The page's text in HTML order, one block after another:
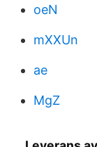
oeN
mXXUn
ae
MgZ